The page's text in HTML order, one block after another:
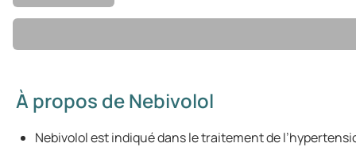
À propos de Nebivolol
Nebivolol est indiqué dans le traitement de